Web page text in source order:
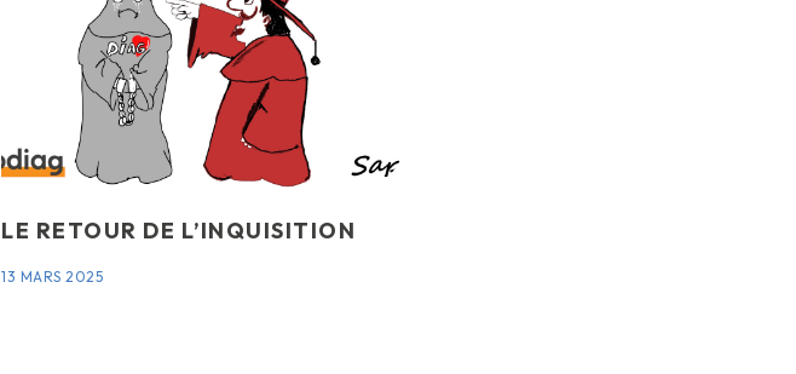
LE RETOUR DE L’INQUISITION
13 MARS 2025